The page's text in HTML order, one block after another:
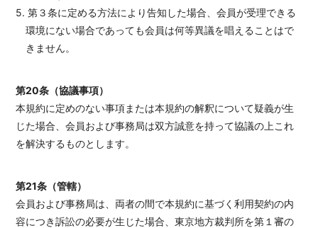
5. 第３条に定める方法により告知した場合、会員が受理できる
環境にない場合であっても会員は何等異議を唱えることはで
きません。
第20条（協議事項）
本規約に定めのない事項または本規約の解釈について疑義が生
じた場合、会員および事務局は双方誠意を持って協議の上これ
を解決するものとします。
第21条（管轄）
会員および事務局は、両者の間で本規約に基づく利用契約の内
容につき訴訟の必要が生じた場合、東京地方裁判所を第１審の